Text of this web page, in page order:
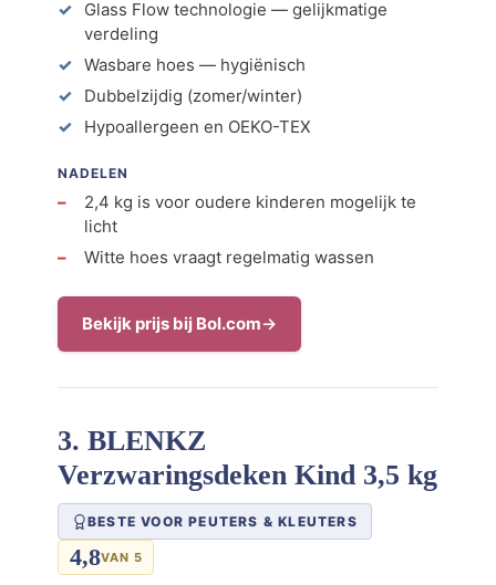
Glass Flow technologie — gelijkmatige
verdeling
Wasbare hoes — hygiënisch
Dubbelzijdig (zomer/winter)
Hypoallergeen en OEKO-TEX
NADELEN
2,4 kg is voor oudere kinderen mogelijk te
licht
Witte hoes vraagt regelmatig wassen
Bekijk prijs bij Bol.com
3. BLENKZ
Verzwaringsdeken Kind 3,5 kg
BESTE VOOR PEUTERS & KLEUTERS
4,8VAN 5